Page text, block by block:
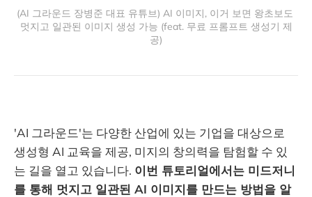
(AI 그라운드 장병준 대표 유튜브) AI 이미지, 이거 보면 왕초보도
멋지고 일관된 이미지 생성 가능 (feat. 무료 프롬프트 생성기 제
공)
'AI 그라운드'는 다양한 산업에 있는 기업을 대상으로
생성형 AI 교육을 제공, 미지의 창의력을 탐험할 수 있
는 길을 열고 있습니다. 이번 튜토리얼에서는 미드저니
를 통해 멋지고 일관된 AI 이미지를 만드는 방법을 알